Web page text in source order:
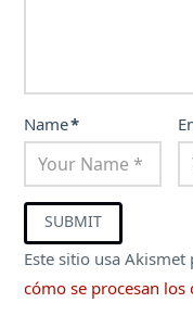
Name*
Este sitio usa
cómo se procesan